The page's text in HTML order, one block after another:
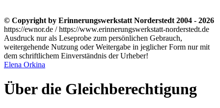
© Copyright by Erinnerungswerkstatt Norderstedt 2004 - 2026
https://ewnor.de / https://www.erinnerungswerkstatt-norderstedt.de
Ausdruck nur als Leseprobe zum persönlichen Gebrauch,
weitergehende Nutzung oder Weitergabe in jeglicher Form nur mit
dem schriftlichem Einverständnis der Urheber!
Elena Orkina
Über die Gleichberechtigung